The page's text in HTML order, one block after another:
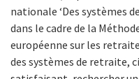
nationale ‘Des systèmes
dans le cadre de la
européenne sur les
des systèmes de retraite,